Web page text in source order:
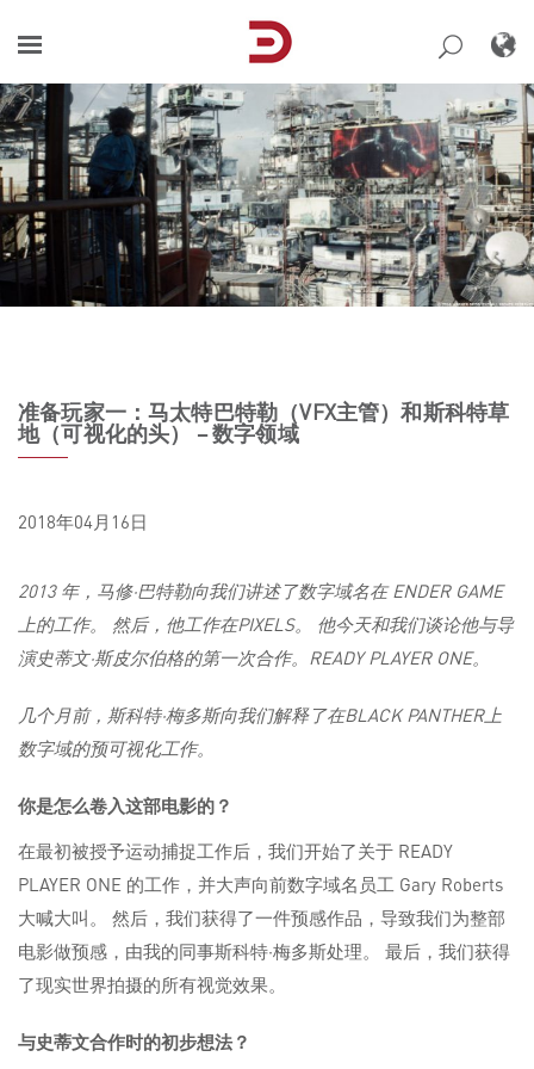
content
准备玩家一：马太特巴特勒（VFX主管）和斯科特草
地（可视化的头） – 数字领域
2018年04月16日
2013 年，马修·巴特勒向我们讲述了数字域名在 ENDER GAME
上的工作。 然后，他工作在PIXELS。 他今天和我们谈论他与导
演史蒂文·斯皮尔伯格的第一次合作。READY PLAYER ONE。
几个月前，斯科特·梅多斯向我们解释了在BLACK PANTHER上
数字域的预可视化工作。
你是怎么卷入这部电影的？
在最初被授予运动捕捉工作后，我们开始了关于 READY
PLAYER ONE 的工作，并大声向前数字域名员工 Gary Roberts
大喊大叫。 然后，我们获得了一件预感作品，导致我们为整部
电影做预感，由我的同事斯科特·梅多斯处理。 最后，我们获得
了现实世界拍摄的所有视觉效果。
与史蒂文合作时的初步想法？